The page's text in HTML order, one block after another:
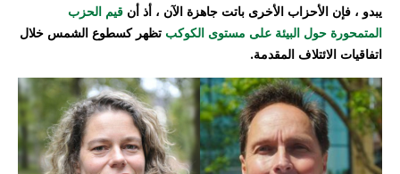
يبدو ، فإن الأحزاب الأخرى باتت جاهزة الآن ، أذ أن قيم الحزب
المتمحورة حول البيئة على مستوى الكوكب تظهر كسطوع الشمس خلال
اتفاقيات الائتلاف المقدمة.